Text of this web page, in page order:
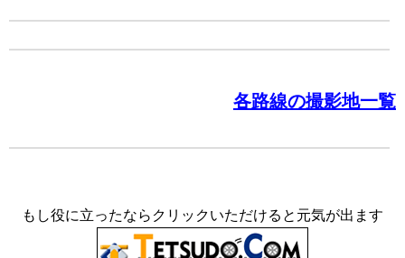
各路線の撮影地一覧
もし役に立ったならクリックいただけると元気が出ます